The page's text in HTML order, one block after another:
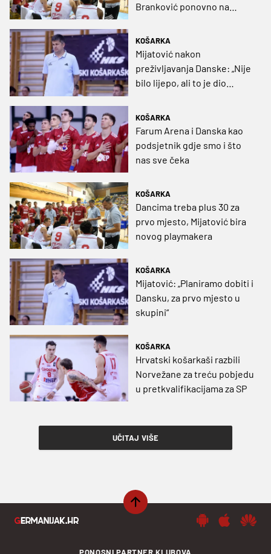
Branković ponovno na
centar?
KOŠARKA
Mijatović nakon
preživljavanja Danske: „Nije
bilo lijepo, ali to je dio
KOŠARKA
Farum Arena i Danska kao
podsjetnik gdje smo i što
nas sve čeka
KOŠARKA
Dancima treba plus 30 za
prvo mjesto, Mijatović bira
novog playmakera
KOŠARKA
Mijatović: „Planiramo dobiti i
Dansku, za prvo mjesto u
skupini“
KOŠARKA
Hrvatski košarkaši razbili
Norvežane za treću pobjedu
u pretkvalifikacijama za SP
UČITAJ VIŠE